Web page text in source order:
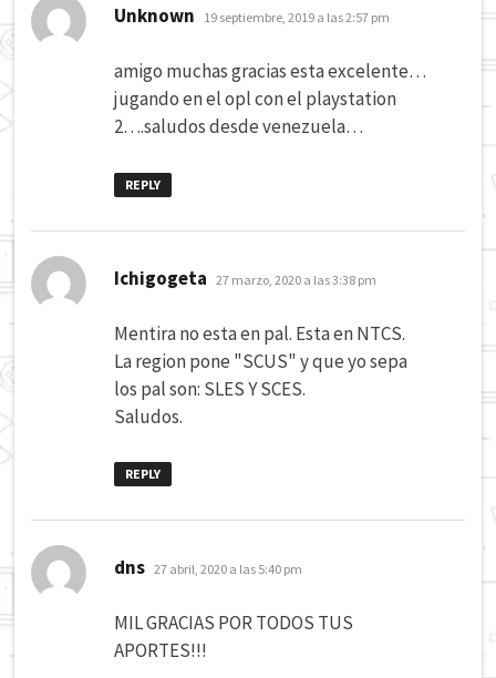
Unknown dice:
19 septiembre, 2019 a las 2:57 pm
amigo muchas gracias esta excelente…
jugando en el opl con el playstation
2….saludos desde venezuela…
REPLY
Ichigogeta dice:
27 marzo, 2020 a las 3:38 pm
Mentira no esta en pal. Esta en NTCS.
La region pone "SCUS" y que yo sepa
los pal son: SLES Y SCES.
Saludos.
REPLY
dns dice:
27 abril, 2020 a las 5:40 pm
MIL GRACIAS POR TODOS TUS
APORTES!!!